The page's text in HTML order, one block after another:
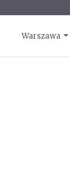
Warszawa